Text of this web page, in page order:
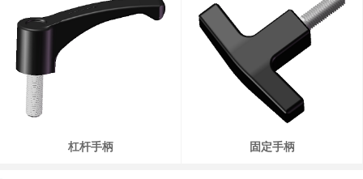
杠杆手柄 固定手柄